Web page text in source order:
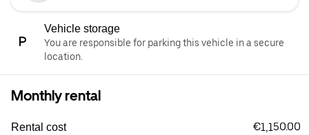
Vehicle storage
You are responsible for parking this vehicle in a secure
location.
Monthly rental
Rental cost €1,150.00